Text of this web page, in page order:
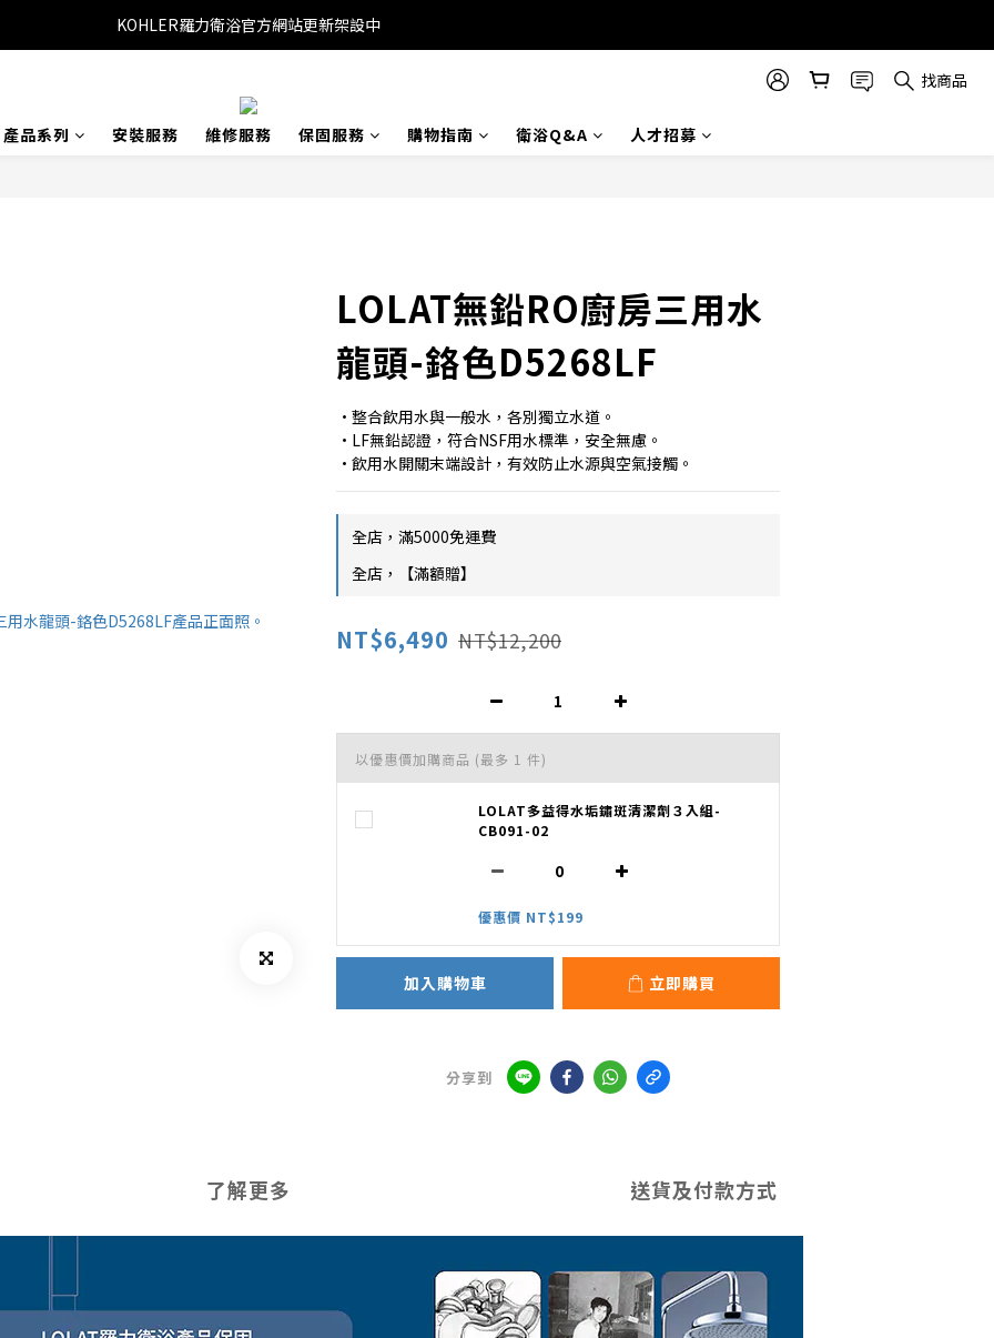
KOHLER羅力衛浴官方網站更新架設中
找商品
產品系列 安裝服務 維修服務 保固服務 購物指南 衛浴Q&A 人才招募
LOLAT無鉛RO廚房三用水
龍頭-鉻色D5268LF
•整合飲用水與一般水，各別獨立水道。
•LF無鉛認證，符合NSF用水標準，安全無慮。
•飲用水開關末端設計，有效防止水源與空氣接觸。
全店，滿5000免運費
全店，【滿額贈】
NT$6,490 NT$12,200
以優惠價加購商品 (最多 1 件)
LOLAT多益得水垢鏽斑清潔劑３入組-
CB091-02
優惠價 NT$199
加入購物車 立即購買
分享到
了解更多 送貨及付款方式